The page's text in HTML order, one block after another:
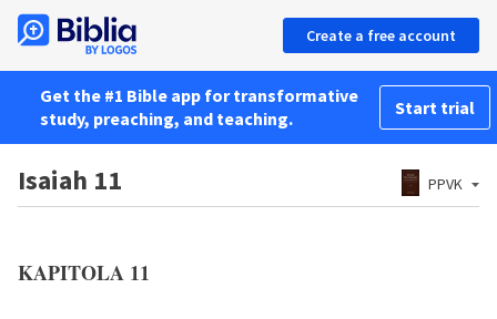
Create a free account
Get the #1 Bible app for transformative
study, preaching, and teaching.
Start trial
Isaiah 11 PPVK
KAPITOLA 11